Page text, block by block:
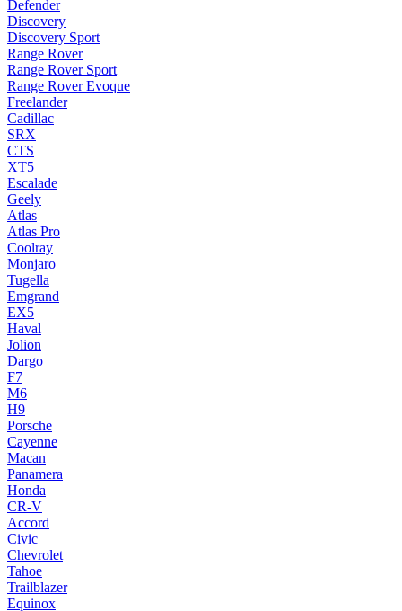
Defender
Discovery
Discovery Sport
Range Rover
Range Rover Sport
Range Rover Evoque
Freelander
Cadillac
SRX
CTS
XT5
Escalade
Geely
Atlas
Atlas Pro
Coolray
Monjaro
Tugella
Emgrand
EX5
Haval
Jolion
Dargo
F7
M6
H9
Porsche
Cayenne
Macan
Panamera
Honda
CR-V
Accord
Civic
Chevrolet
Tahoe
Trailblazer
Equinox